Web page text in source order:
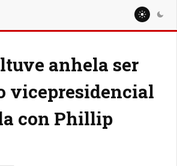
anhela ser
vicepresidencial
con Phillip